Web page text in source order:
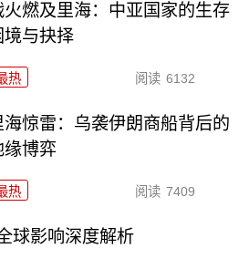
火燃及里海：中亚国家的生存
境与抉择
热 阅读 6132
海惊雷：乌袭伊朗商船背后的
缘博弈
热 阅读 7409
球影响深度解析